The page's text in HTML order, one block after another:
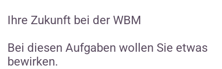
Ihre Zukunft bei der WBM
Bei diesen Aufgaben wollen Sie etwas
bewirken.